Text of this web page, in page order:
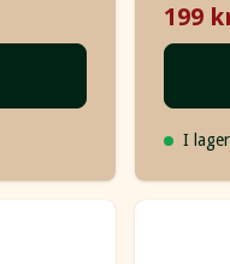
199
I lager